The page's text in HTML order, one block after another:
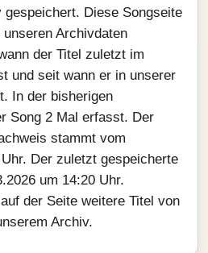
Diese Songseite
Archivdaten
der Titel zuletzt im
und seit wann er in unserer
In der bisherigen
Song 2 Mal erfasst. Der
stammt vom
Der zuletzt gespeicherte
um 14:20 Uhr.
der Seite weitere Titel von
Archiv.